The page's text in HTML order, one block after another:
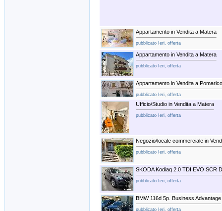
Appartamento in Vendita a Matera
pubblicato Ieri, offerta
Appartamento in Vendita a Matera
pubblicato Ieri, offerta
Appartamento in Vendita a Pomarico
pubblicato Ieri, offerta
Ufficio/Studio in Vendita a Matera
pubblicato Ieri, offerta
Negozio/locale commerciale in
pubblicato Ieri, offerta
SKODA Kodiaq 2.0 TDI EVO SCR
pubblicato Ieri, offerta
BMW 116d 5p. Business Advantage
pubblicato Ieri, offerta